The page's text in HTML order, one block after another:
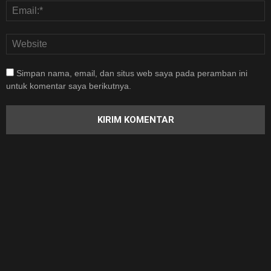
Simpan nama, email, dan situs web saya pada peramban ini
untuk komentar saya berikutnya.